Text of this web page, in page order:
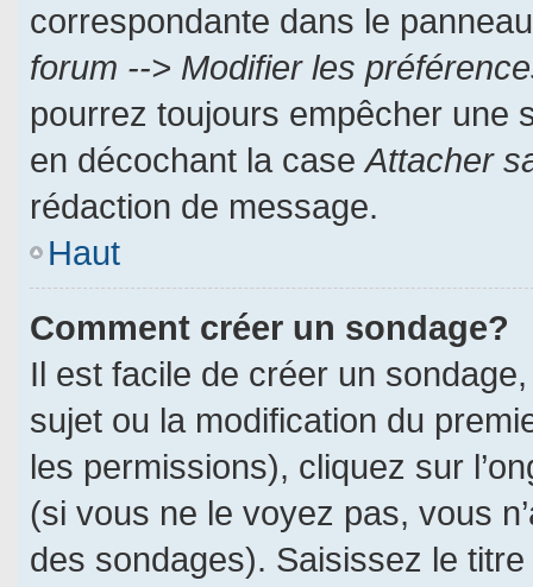
correspondante dans le
forum --> Modifier les
pourrez toujours empêcher une
en décochant la caseAttacher
rédaction de message.
Haut
Comment créer un sondage?
Il est facile de créer un
sujet ou la modification du
les permissions), cliquez sur
(si vous ne le voyez pas, vous
des sondages). Saisissez le